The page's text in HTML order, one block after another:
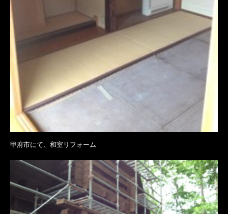
甲府市にて、和室リフォーム